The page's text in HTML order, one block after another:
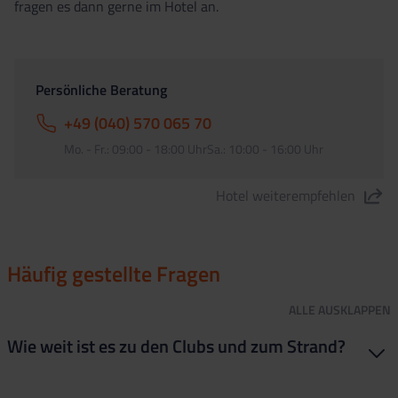
fragen es dann gerne im Hotel an.
Persönliche Beratung
+49 (040) 570 065 70
Mo. - Fr.: 09:00 - 18:00 UhrSa.: 10:00 - 16:00 Uhr
Hotel weiterempfehlen
Häufig gestellte Fragen
ALLE AUSKLAPPEN
Wie weit ist es zu den Clubs und zum Strand?